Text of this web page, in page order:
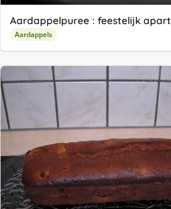
Aardappelpuree : feestelijk apart
Aardappels